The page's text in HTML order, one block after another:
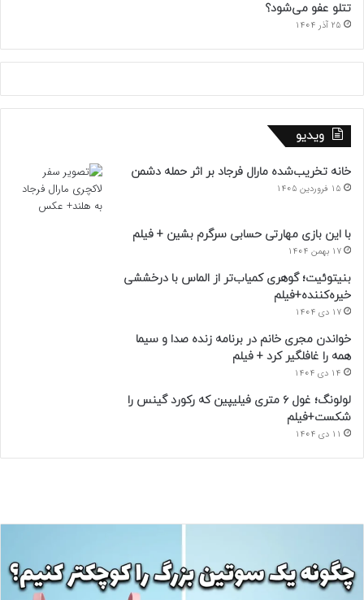
تتلو عفو می‌شود؟
25 آذر 1404
ویدیو
خانه تخریب‌شده مارال فرجاد بر اثر حمله دشمن
15 فروردین 1405
با این بازی مهارتی حسابی سرگرم بشین + فیلم
17 بهمن 1404
بنیتوئیت؛ گوهری کمیاب‌تر از الماس با درخششی
خیره‌کننده+فیلم
17 دی 1404
خواندن مجری خانم در برنامه زنده صدا و سیما
همه را غافلگیر کرد + فیلم
14 دی 1404
لولونگ؛ غول ۶ متری فیلیپین که رکورد گینس را
شکست+فیلم
11 دی 1404